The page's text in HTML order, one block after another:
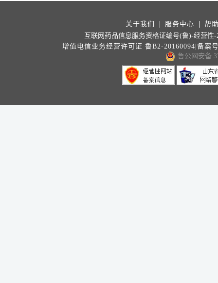
关于我们 服务中心
帮
互联网药品信息服务资格证编号(鲁)-经营性-
增值电信业务经营许可证 鲁B2-20160094|备案
鲁公网安备